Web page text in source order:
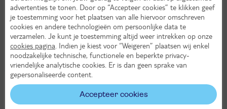
Vrijdag
: 09:00 - 17:30 uur
Zaterdag
: 09:30 - 17:00 uur
Zondag
: gesloten
In jouw TUI shop boeken we reizen van TUI en vele andere
aanbieders. Meer keuze voor jouw perfecte vakantie! Loop bij ons
binnen of maak een afspraak. Je bent altijd welkom!
advertenties te tonen. Door op “Accepteer cookies” te klikken geef
je toestemming voor het plaatsen van alle hiervoor omschreven
cookies en andere technologieën om persoonlijke data te
verzamelen. Je kunt je toestemming altijd weer intrekken op onze
cookies pagina . Indien je kiest voor “Weigeren” plaatsen wij enkel
noodzakelijke technische, functionele en beperkte privacy-
vriendelijke analytische cookies. Er is dan geen sprake van
gepersonaliseerde content.
Accepteer cookies